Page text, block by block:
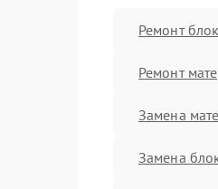
Ремонт
Ремонт
Замена
Замена